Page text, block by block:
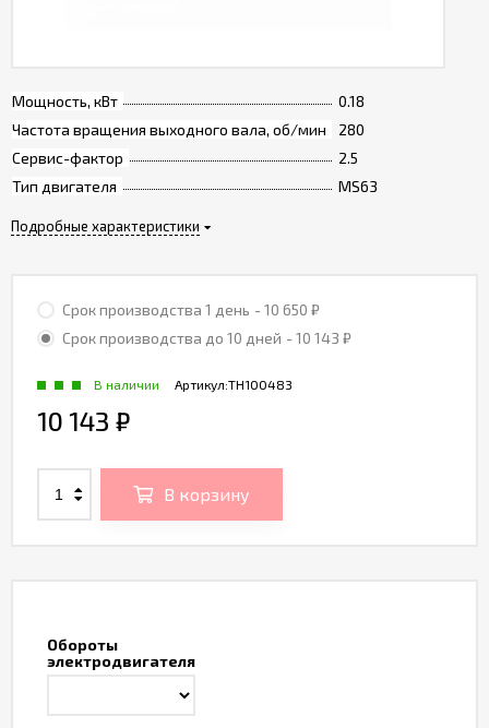
Обороты
электродвигателя
Мощность, кВт
0.18
Частота вращения выходного вала, об/мин
280
Сервис-фактор
2.5
Тип двигателя
MS63
Подробные характеристики
Срок производства 1 день - 10 650 ₽
Срок производства до 10 дней - 10 143 ₽
Артикул:TH100483
В наличии
10 143 ₽
В корзину